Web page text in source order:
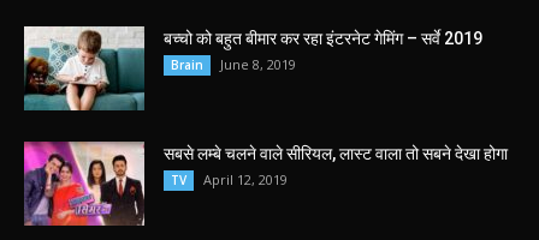
बच्चो को बहुत बीमार कर रहा इंटरनेट गेमिंग – सर्वे 2019
Brain June 8, 2019
सबसे लम्बे चलने वाले सीरियल, लास्ट वाला तो सबने देखा होगा
TV April 12, 2019